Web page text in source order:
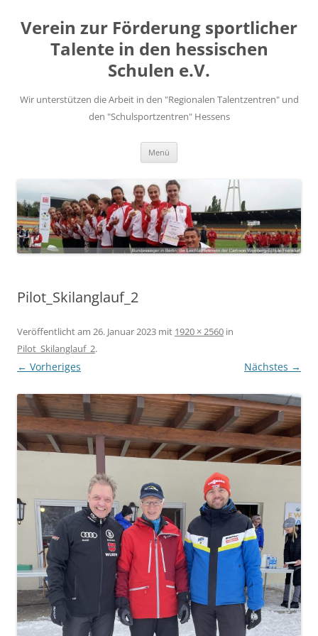
springen
Verein zur Förderung sportlicher
Talente in den hessischen
Schulen e.V.
Wir unterstützen die Arbeit in den "Regionalen Talentzentren" und
den "Schulsportzentren" Hessens
Menü
Pilot_Skilanglauf_2
Veröffentlicht am 26. Januar 2023 mit 1920 × 2560 in
Pilot_Skilanglauf_2.
← Vorheriges Nächstes →